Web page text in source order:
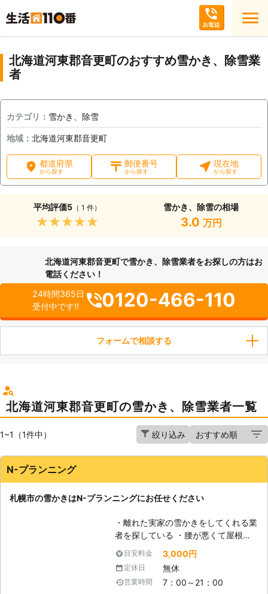
北海道河東郡音更町のおすすめ雪かき、除雪業
者
カテゴリ： 雪かき、除雪
地域： 北海道河東郡音更町
都道府県
から探す
郵便番号
から探す
現在地
から探す
平均評価5（ 1 件）
★★★★★
雪かき、除雪の相場
3.0 万円
北海道河東郡音更町で雪かき、除雪業者をお探しの方はお
電話ください！
24時間365日
受付中です!!
0120-466-110
フォームで相談する
北海道河東郡音更町の雪かき、除雪業者一覧
1~1（1件中） 絞り込み
N-プランニング
札幌市の雪かきはN-プランニングにお任せください
・離れた実家の雪かきをしてくれる業
者を探している ・腰が悪くて屋根の
雪下ろしがむずかしいけど、頼れる人
が身近にいない ・雪の量が多いので
排雪作業までして欲しい このような
ご要望ならN-プランニングの雪か
目安料金 3,000円
定休日 無休
営業時間 7：00～21：00